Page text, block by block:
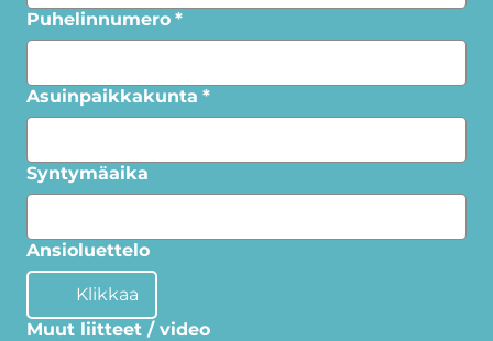
Puhelinnumero *
Asuinpaikkakunta *
Syntymäaika
Ansioluettelo
Klikkaa
Muut liitteet / video